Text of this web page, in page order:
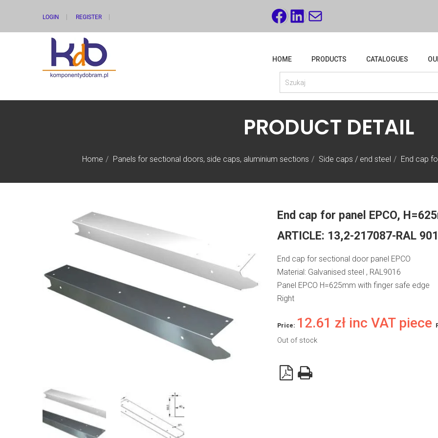
LOGIN REGISTER FACEBOOK
LINKEDIN
MAIL
HOME PRODUCTS CATALOGUES
Home Panels for sectional doors, side caps, aluminium sections Side caps / end steel End cap
PRODUCT DETAIL
End cap for panel EPCO,
ARTICLE: 13,2-217087-RAL
End cap for sectional door panel EPCO
Material: Galvanised steel , RAL9016
Panel EPCO H=625mm with finger safe edge
Right
Price: 12.61 zł inc VAT piece
Out of stock